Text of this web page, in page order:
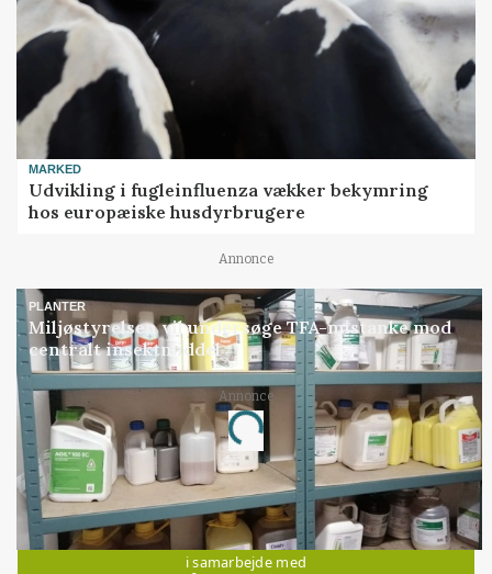
MARKED
Udvikling i fugleinfluenza vækker bekymring
hos europæiske husdyrbrugere
Annonce
PLANTER
Miljøstyrelsen vil undersøge TFA-mistanke mod
centralt insektmiddel
Annonce
Loading...
Jobs
i samarbejde med